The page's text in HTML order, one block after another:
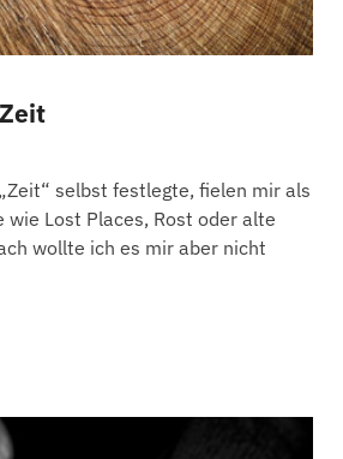
selbst festlegte, fielen mir als
wie Lost Places, Rost oder alte
wollte ich es mir aber nicht